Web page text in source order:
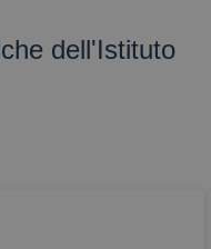
dell'Istituto